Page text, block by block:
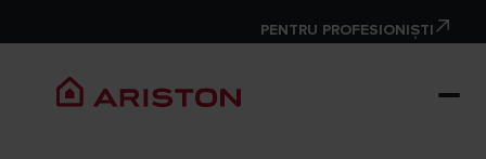
PENTRU PROFESIONIȘTI